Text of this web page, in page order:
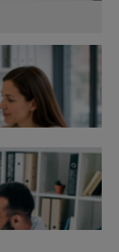
průvodce pro